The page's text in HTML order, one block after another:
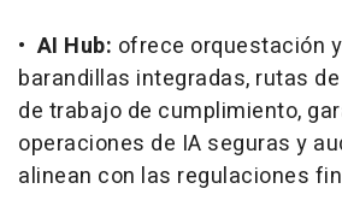
• AI Hub: ofrece orquestación
barandillas integradas, rutas
de trabajo de cumplimiento,
operaciones de IA seguras y
alinean con las regulaciones